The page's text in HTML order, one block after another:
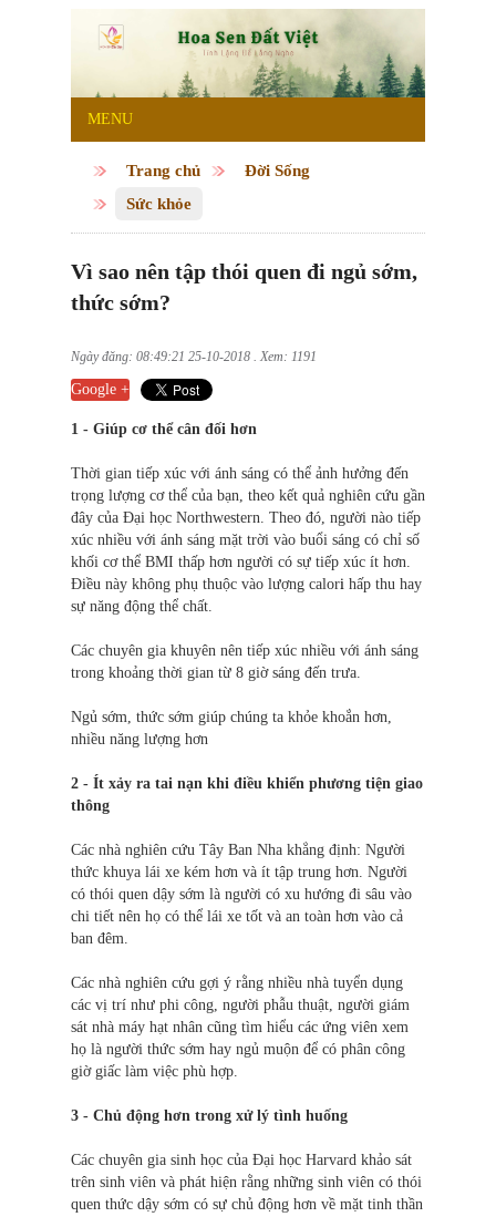
MENU
Trang chủ
Đời Sống
Sức khỏe
Vì sao nên tập thói quen đi ngủ sớm,
thức sớm?
Ngày đăng: 08:49:21 25-10-2018 . Xem: 1191
Google +
1 - Giúp cơ thể cân đối hơn
Thời gian tiếp xúc với ánh sáng có thể ảnh hưởng đến
trọng lượng cơ thể của bạn, theo kết quả nghiên cứu gần
đây của Đại học Northwestern. Theo đó, người nào tiếp
xúc nhiều với ánh sáng mặt trời vào buổi sáng có chỉ số
khối cơ thể BMI thấp hơn người có sự tiếp xúc ít hơn.
Điều này không phụ thuộc vào lượng calori hấp thu hay
sự năng động thể chất.
Các chuyên gia khuyên nên tiếp xúc nhiều với ánh sáng
trong khoảng thời gian từ 8 giờ sáng đến trưa.
Ngủ sớm, thức sớm giúp chúng ta khỏe khoắn hơn,
nhiều năng lượng hơn
2 - Ít xảy ra tai nạn khi điều khiển phương tiện giao
thông
Các nhà nghiên cứu Tây Ban Nha khẳng định: Người
thức khuya lái xe kém hơn và ít tập trung hơn. Người
có thói quen dậy sớm là người có xu hướng đi sâu vào
chi tiết nên họ có thể lái xe tốt và an toàn hơn vào cả
ban đêm.
Các nhà nghiên cứu gợi ý rằng nhiều nhà tuyển dụng
các vị trí như phi công, người phẫu thuật, người giám
sát nhà máy hạt nhân cũng tìm hiểu các ứng viên xem
họ là người thức sớm hay ngủ muộn để có phân công
giờ giấc làm việc phù hợp.
3 - Chủ động hơn trong xử lý tình huống
Các chuyên gia sinh học của Đại học Harvard khảo sát
trên sinh viên và phát hiện rằng những sinh viên có thói
quen thức dậy sớm có sự chủ động hơn về mặt tinh thần